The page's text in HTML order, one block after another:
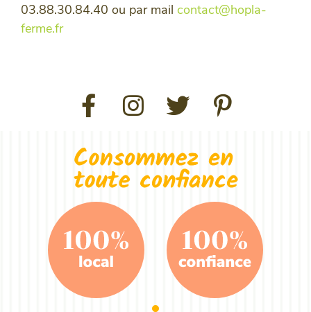
03.88.30.84.40 ou par mail contact@hopla-
ferme.fr